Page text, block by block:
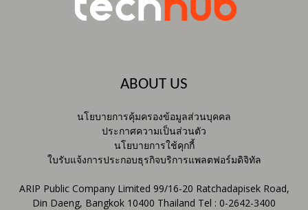
ABOUT US
นโยบายการคุ้มครองข้อมูลส่วนบุคคล
ประกาศความเป็นส่วนตัว
นโยบายการใช้คุกกี้
ใบรับแจ้งการประกอบธุรกิจบริการแพลตฟอร์มดิจิทัล
ARIP Public Company Limited 99/16-20 Ratchadapisek Road,
Din Daeng, Bangkok 10400 Thailand Tel : 0-2642-3400